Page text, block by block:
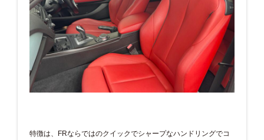
特徴は、FRならではのクイックでシャープなハンドリングでコ